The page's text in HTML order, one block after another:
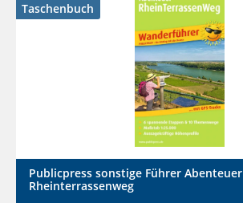
Taschenbuch
Publicpress sonstige Führer Abenteuer
Rheinterrassenweg